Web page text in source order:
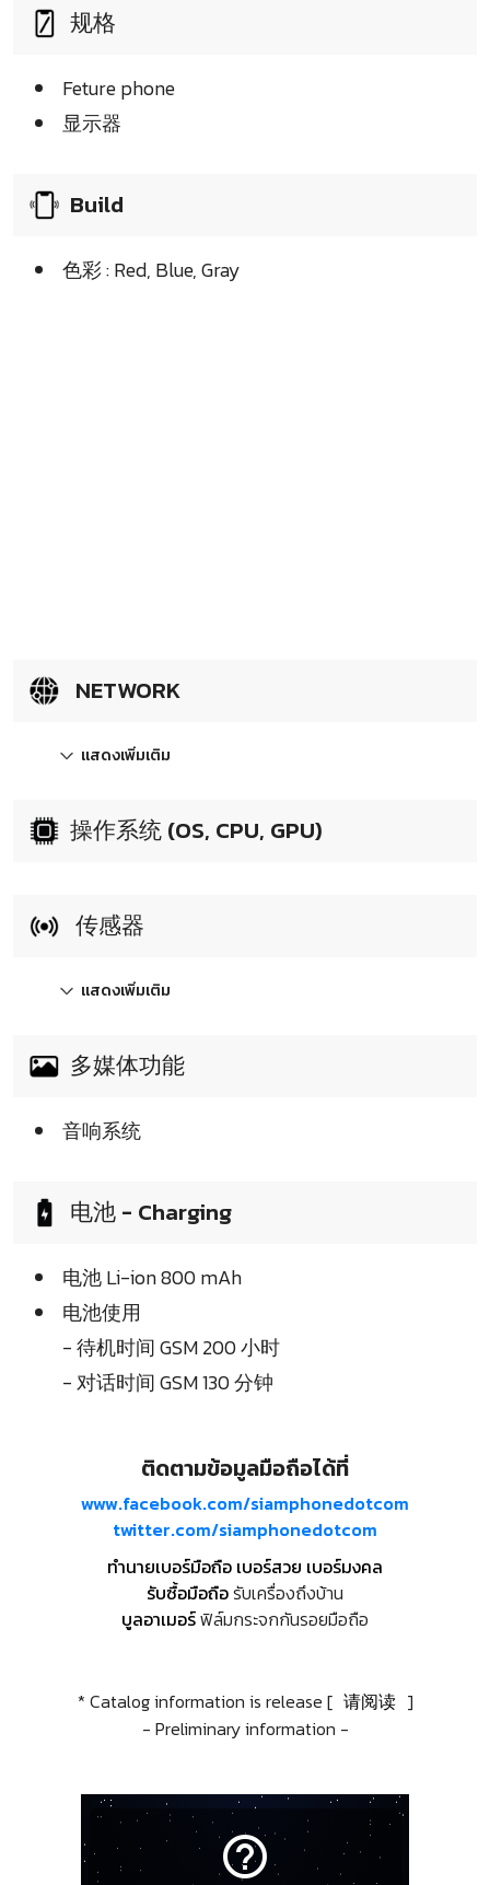
规格
Feture phone
显示器
Build
色彩 : Red, Blue, Gray
NETWORK
แสดงเพิ่มเติม
操作系统 (OS, CPU, GPU)
传感器
แสดงเพิ่มเติม
多媒体功能
音响系统
电池 - Charging
电池 Li-ion 800 mAh
电池使用
- 待机时间 GSM 200 小时
- 对话时间 GSM 130 分钟
ติดตามข้อมูลมือถือได้ที่
www.facebook.com/siamphonedotcom
twitter.com/siamphonedotcom
ทำนายเบอร์มือถือ เบอร์สวย เบอร์มงคล
รับซื้อมือถือรับเครื่องถึงบ้าน
บูลอาเมอร์ฟิล์มกระจกกันรอยมือถือ
* Catalog information is release [ 请阅读 ]
- Preliminary information -
help_outline